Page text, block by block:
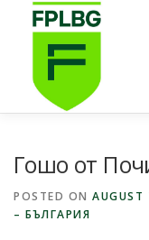
ФУТБОЛНА
Гошо от
POSTED ON
– БЪЛГАРИЯ